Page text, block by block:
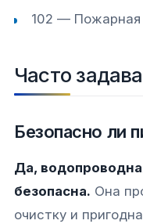
102 —
Часто
Безопасно ли
Да,
безопасна. Она
очистку и